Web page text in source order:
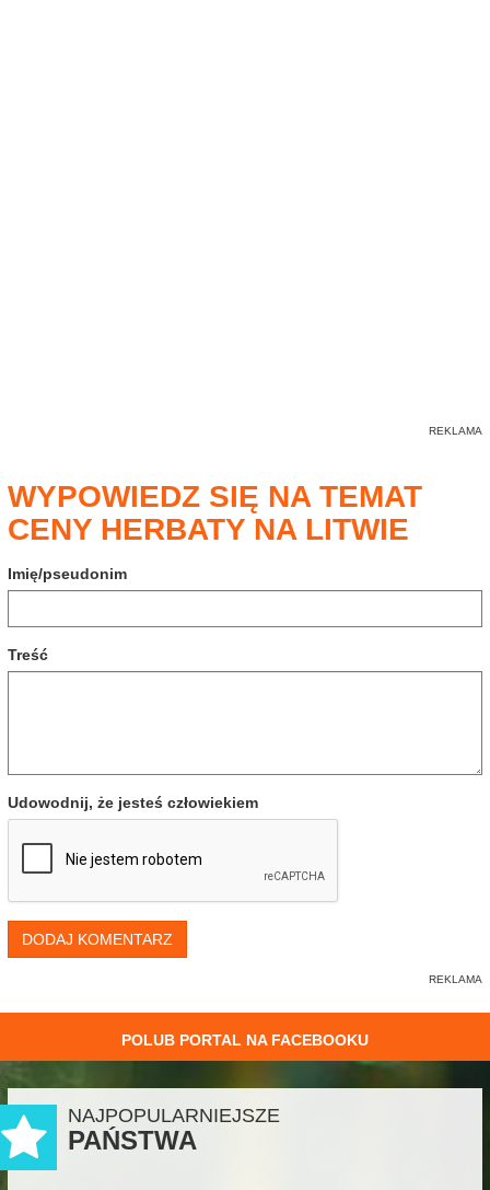
WYPOWIEDZ SIĘ NA TEMAT
CENY HERBATY NA LITWIE
Imię/pseudonim
Treść
Udowodnij, że jesteś człowiekiem
DODAJ KOMENTARZ
POLUB PORTAL NA FACEBOOKU
NAJPOPULARNIEJSZE
PAŃSTWA